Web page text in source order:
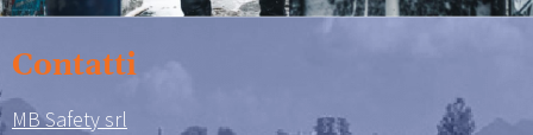
Contatti
MB Safety srl